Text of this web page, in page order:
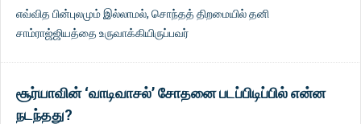
எவ்வித பின்புலமும் இல்லாமல், சொந்தத் திறமையில் தனி
சாம்ராஜ்ஜியத்தை உருவாக்கியிருப்பவர்
சூர்யாவின் ‘வாடிவாசல்’ சோதனை படப்பிடிப்பில் என்ன
நடந்தது?